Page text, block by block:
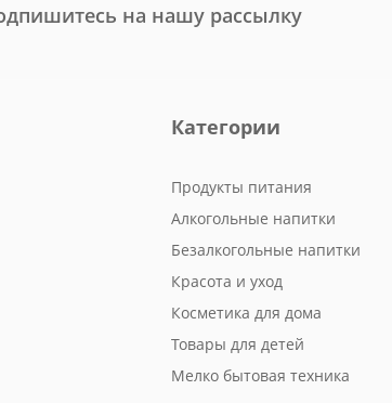
на нашу рассылку
Категории
Продукты питания
Алкогольные напитки
Безалкогольные напитки
Красота и уход
Косметика для дома
Товары для детей
Мелко бытовая техника